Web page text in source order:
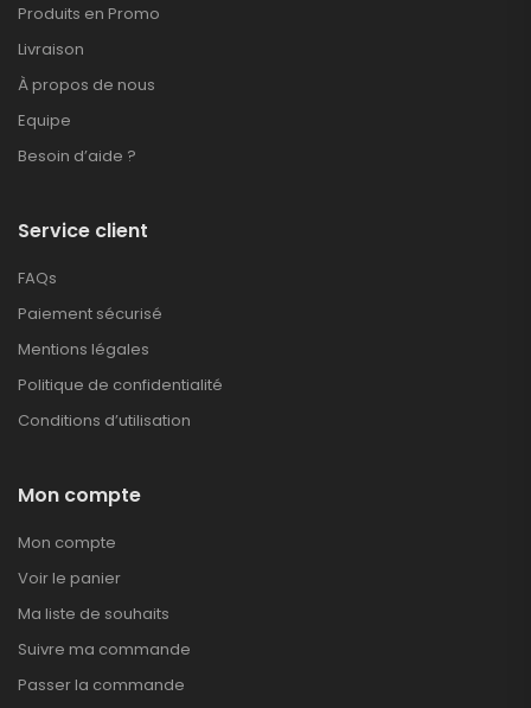
Produits en Promo
Livraison
À propos de nous
Equipe
Besoin d’aide ?
Service client
FAQs
Paiement sécurisé
Mentions légales
Politique de confidentialité
Conditions d’utilisation
Mon compte
Mon compte
Voir le panier
Ma liste de souhaits
Suivre ma commande
Passer la commande